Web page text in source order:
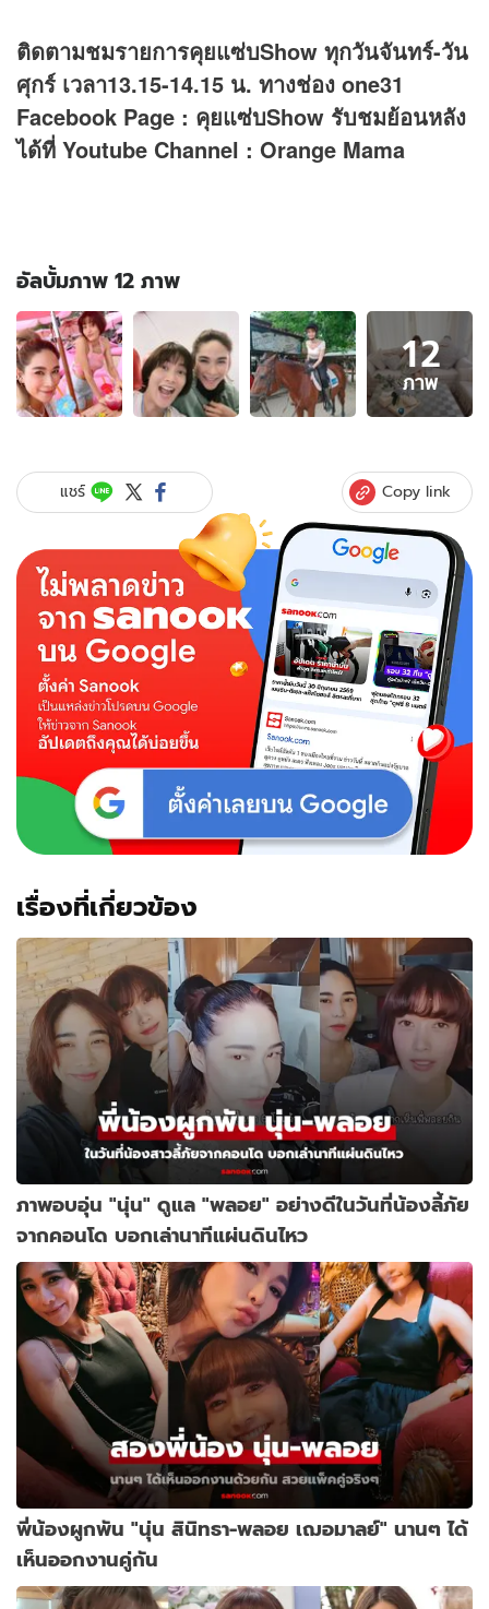
ติดตามชมรายการคุยแซ่บShow ทุกวันจันทร์-วัน
ศุกร์ เวลา13.15-14.15 น. ทางช่อง one31
Facebook Page : คุยแซ่บShow รับชมย้อนหลัง
ได้ที่ Youtube Channel : Orange Mama
อัลบั้มภาพ 12 ภาพ
อัลบั้ม
ภาพ
12
ภาพ
ของ
นิ
ทธา”
เนื้อ
งอก
มดลูก
รอบ
บั้นปลาย
ชีวิต
ขอม
บ้าน
คน
ชรา
12
ภาพ
แชร์ Copy link
เรื่องที่เกี่ยวข้อง
ภาพอบอุ่น "นุ่น" ดูแล "พลอย" อย่างดีในวันที่น้องลี้ภัย
จากคอนโด บอกเล่านาทีแผ่นดินไหว
พี่น้องผูกพัน "นุ่น สินิทธา-พลอย เฌอมาลย์" นานๆ ได้
เห็นออกงานคู่กัน